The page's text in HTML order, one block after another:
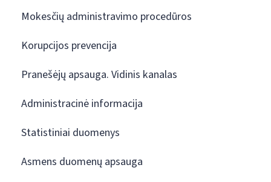
Mokesčių administravimo procedūros
Korupcijos prevencija
Pranešėjų apsauga. Vidinis kanalas
Administracinė informacija
Statistiniai duomenys
Asmens duomenų apsauga